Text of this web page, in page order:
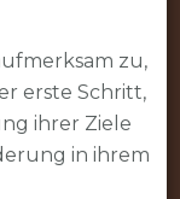
zu,
erste Schritt,
ihrer Ziele
in ihrem